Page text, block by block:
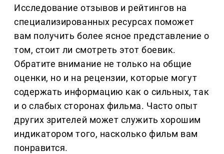
Исследование отзывов и рейтингов на
специализированных ресурсах поможет
вам получить более ясное представление о
том, стоит ли смотреть этот боевик.
Обратите внимание не только на общие
оценки, но и на рецензии, которые могут
содержать информацию как о сильных, так
и о слабых сторонах фильма. Часто опыт
других зрителей может служить хорошим
индикатором того, насколько фильм вам
понравится.